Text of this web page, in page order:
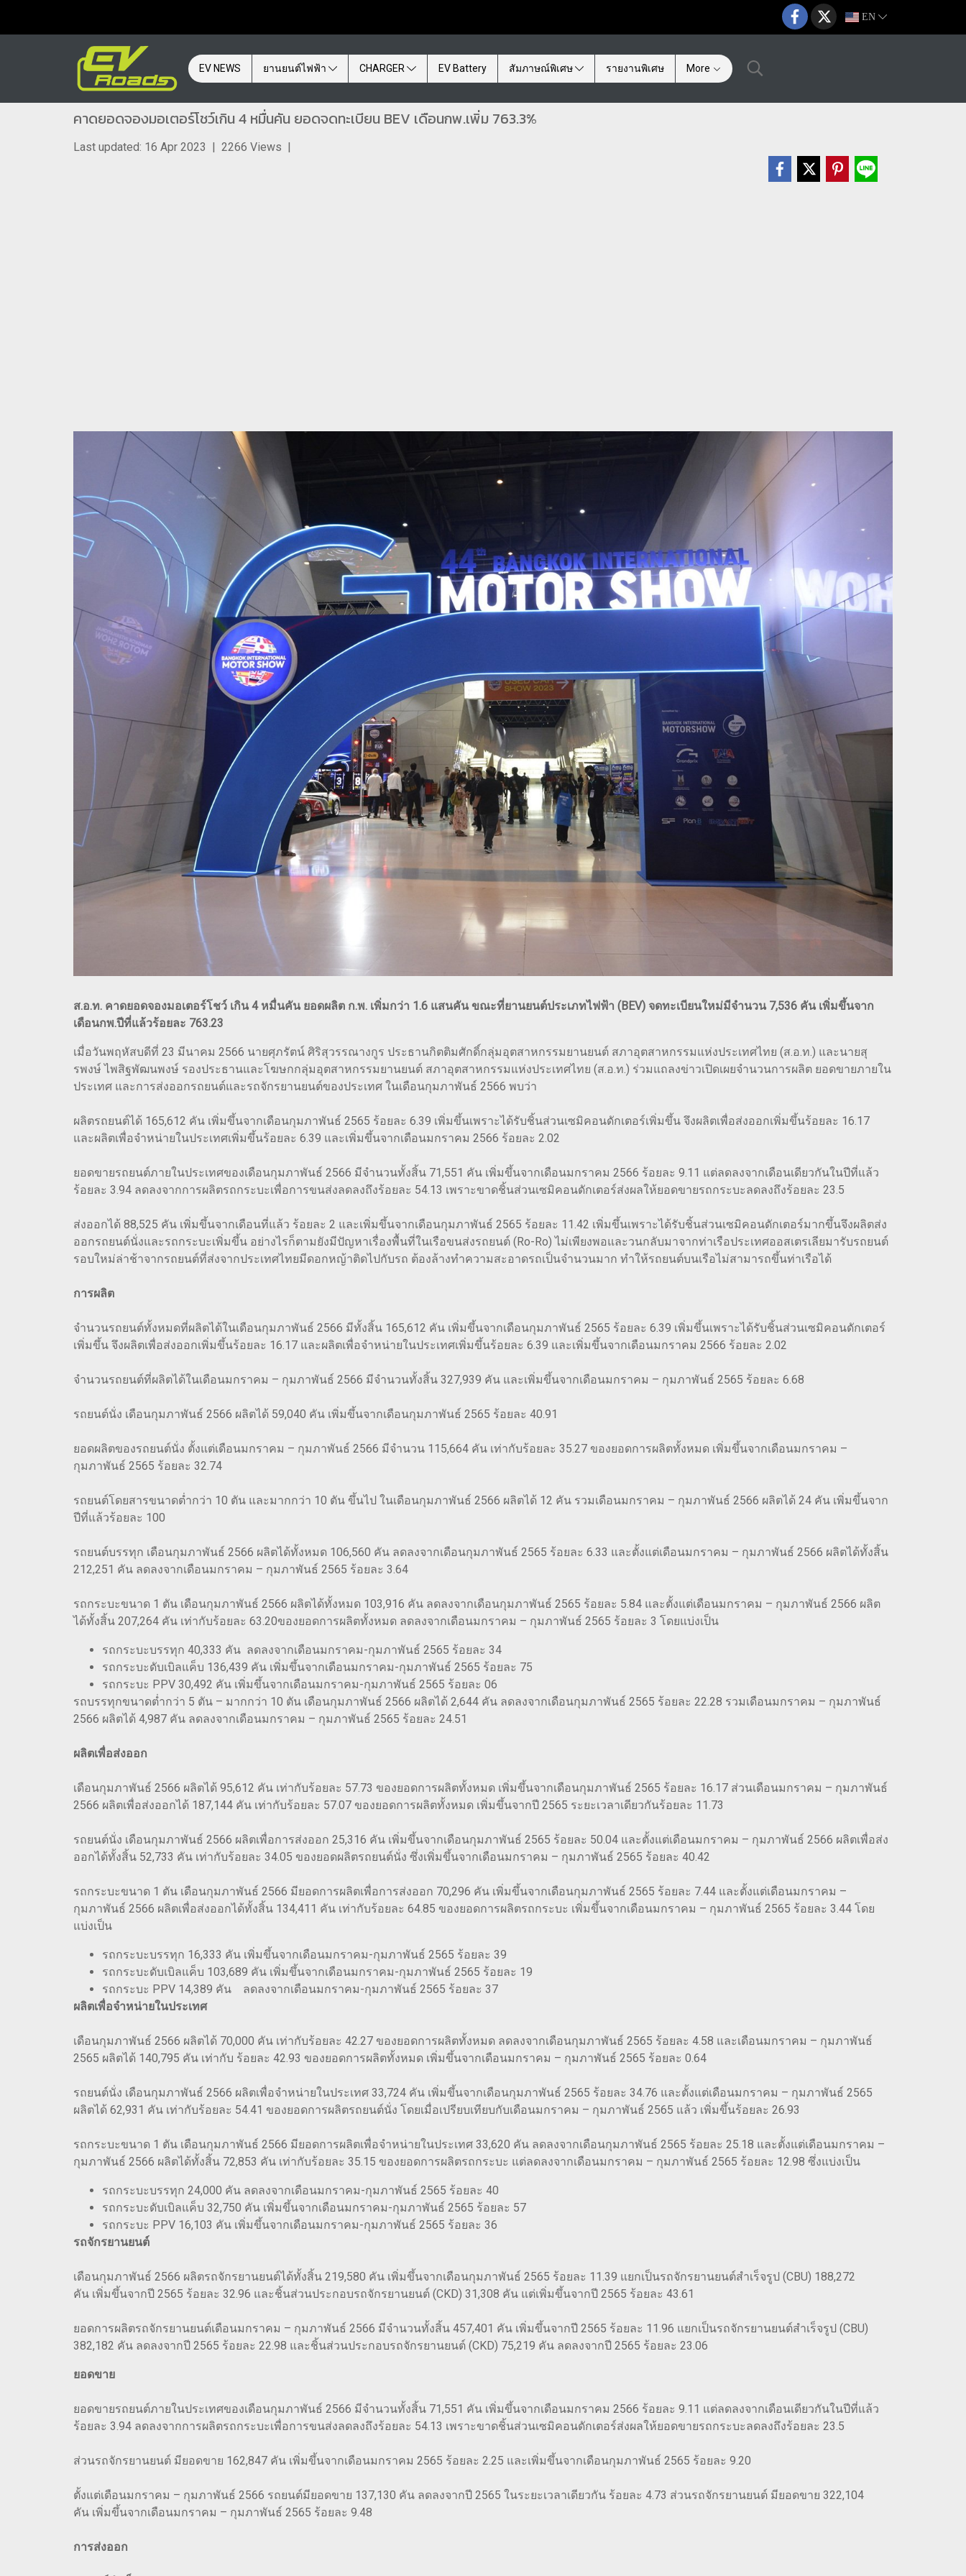
EN
EV NEWS ยานยนต์ไฟฟ้า CHARGER EV Battery สัมภาษณ์พิเศษ รายงานพิเศษ More
คาดยอดจองมอเตอร์โชว์เกิน 4 หมื่นคัน ยอดจดทะเบียน BEV เดือนกพ.เพิ่ม 763.3%
Last updated: 16 Apr 2023 | 2266 Views |
ส.อ.ท. คาดยอดจองมอเตอร์โชว์ เกิน 4 หมื่นคัน ยอดผลิต ก.พ. เพิ่มกว่า 1.6 แสนคัน ขณะที่ยานยนต์ประเภทไฟฟ้า (BEV) จดทะเบียนใหม่มีจำนวน 7,536 คัน เพิ่มขึ้นจาก
เดือนกพ.ปีที่แล้วร้อยละ 763.23
เมื่อวันพฤหัสบดีที่ 23 มีนาคม 2566 นายศุภรัตน์ ศิริสุวรรณางกูร ประธานกิตติมศักดิ์กลุ่มอุตสาหกรรมยานยนต์ สภาอุตสาหกรรมแห่งประเทศไทย (ส.อ.ท.) และนายสุ
รพงษ์ ไพสิฐพัฒนพงษ์ รองประธานและโฆษกกลุ่มอุตสาหกรรมยานยนต์ สภาอุตสาหกรรมแห่งประเทศไทย (ส.อ.ท.) ร่วมแถลงข่าวเปิดเผยจำนวนการผลิต ยอดขายภายใน
ประเทศ และการส่งออกรถยนต์และรถจักรยานยนต์ของประเทศ ในเดือนกุมภาพันธ์ 2566 พบว่า
ผลิตรถยนต์ได้ 165,612 คัน เพิ่มขึ้นจากเดือนกุมภาพันธ์ 2565 ร้อยละ 6.39 เพิ่มขึ้นเพราะได้รับชิ้นส่วนเซมิคอนดักเตอร์เพิ่มขึ้น จึงผลิตเพื่อส่งออกเพิ่มขึ้นร้อยละ 16.17
และผลิตเพื่อจำหน่ายในประเทศเพิ่มขึ้นร้อยละ 6.39 และเพิ่มขึ้นจากเดือนมกราคม 2566 ร้อยละ 2.02
ยอดขายรถยนต์ภายในประเทศของเดือนกุมภาพันธ์ 2566 มีจำนวนทั้งสิ้น 71,551 คัน เพิ่มขึ้นจากเดือนมกราคม 2566 ร้อยละ 9.11 แต่ลดลงจากเดือนเดียวกันในปีที่แล้ว
ร้อยละ 3.94 ลดลงจากการผลิตรถกระบะเพื่อการขนส่งลดลงถึงร้อยละ 54.13 เพราะขาดชิ้นส่วนเซมิคอนดักเตอร์ส่งผลให้ยอดขายรถกระบะลดลงถึงร้อยละ 23.5
ส่งออกได้ 88,525 คัน เพิ่มขึ้นจากเดือนที่แล้ว ร้อยละ 2 และเพิ่มขึ้นจากเดือนกุมภาพันธ์ 2565 ร้อยละ 11.42 เพิ่มขึ้นเพราะได้รับชิ้นส่วนเซมิคอนดักเตอร์มากขึ้นจึงผลิตส่ง
ออกรถยนต์นั่งและรถกระบะเพิ่มขึ้น อย่างไรก็ตามยังมีปัญหาเรื่องพื้นที่ในเรือขนส่งรถยนต์ (Ro-Ro) ไม่เพียงพอและวนกลับมาจากท่าเรือประเทศออสเตรเลียมารับรถยนต์
รอบใหม่ล่าช้าจากรถยนต์ที่ส่งจากประเทศไทยมีดอกหญ้าติดไปกับรถ ต้องล้างทำความสะอาดรถเป็นจำนวนมาก ทำให้รถยนต์บนเรือไม่สามารถขึ้นท่าเรือได้
การผลิต
จำนวนรถยนต์ทั้งหมดที่ผลิตได้ในเดือนกุมภาพันธ์ 2566 มีทั้งสิ้น 165,612 คัน เพิ่มขึ้นจากเดือนกุมภาพันธ์ 2565 ร้อยละ 6.39 เพิ่มขึ้นเพราะได้รับชิ้นส่วนเซมิคอนดักเตอร์
เพิ่มขึ้น จึงผลิตเพื่อส่งออกเพิ่มขึ้นร้อยละ 16.17 และผลิตเพื่อจำหน่ายในประเทศเพิ่มขึ้นร้อยละ 6.39 และเพิ่มขึ้นจากเดือนมกราคม 2566 ร้อยละ 2.02
จำนวนรถยนต์ที่ผลิตได้ในเดือนมกราคม – กุมภาพันธ์ 2566 มีจำนวนทั้งสิ้น 327,939 คัน และเพิ่มขึ้นจากเดือนมกราคม – กุมภาพันธ์ 2565 ร้อยละ 6.68
รถยนต์นั่ง เดือนกุมภาพันธ์ 2566 ผลิตได้ 59,040 คัน เพิ่มขึ้นจากเดือนกุมภาพันธ์ 2565 ร้อยละ 40.91
ยอดผลิตของรถยนต์นั่ง ตั้งแต่เดือนมกราคม – กุมภาพันธ์ 2566 มีจำนวน 115,664 คัน เท่ากับร้อยละ 35.27 ของยอดการผลิตทั้งหมด เพิ่มขึ้นจากเดือนมกราคม –
กุมภาพันธ์ 2565 ร้อยละ 32.74
รถยนต์โดยสารขนาดต่ำกว่า 10 ตัน และมากกว่า 10 ตัน ขึ้นไป ในเดือนกุมภาพันธ์ 2566 ผลิตได้ 12 คัน รวมเดือนมกราคม – กุมภาพันธ์ 2566 ผลิตได้ 24 คัน เพิ่มขึ้นจาก
ปีที่แล้วร้อยละ 100
รถยนต์บรรทุก เดือนกุมภาพันธ์ 2566 ผลิตได้ทั้งหมด 106,560 คัน ลดลงจากเดือนกุมภาพันธ์ 2565 ร้อยละ 6.33 และตั้งแต่เดือนมกราคม – กุมภาพันธ์ 2566 ผลิตได้ทั้งสิ้น
212,251 คัน ลดลงจากเดือนมกราคม – กุมภาพันธ์ 2565 ร้อยละ 3.64
รถกระบะขนาด 1 ตัน เดือนกุมภาพันธ์ 2566 ผลิตได้ทั้งหมด 103,916 คัน ลดลงจากเดือนกุมภาพันธ์ 2565 ร้อยละ 5.84 และตั้งแต่เดือนมกราคม – กุมภาพันธ์ 2566 ผลิต
ได้ทั้งสิ้น 207,264 คัน เท่ากับร้อยละ 63.20ของยอดการผลิตทั้งหมด ลดลงจากเดือนมกราคม – กุมภาพันธ์ 2565 ร้อยละ 3 โดยแบ่งเป็น
รถกระบะบรรทุก 40,333 คัน ลดลงจากเดือนมกราคม-กุมภาพันธ์ 2565 ร้อยละ 34
รถกระบะดับเบิลแค็บ 136,439 คัน เพิ่มขึ้นจากเดือนมกราคม-กุมภาพันธ์ 2565 ร้อยละ 75
รถกระบะ PPV 30,492 คัน เพิ่มขึ้นจากเดือนมกราคม-กุมภาพันธ์ 2565 ร้อยละ 06
รถบรรทุกขนาดต่ำกว่า 5 ตัน – มากกว่า 10 ตัน เดือนกุมภาพันธ์ 2566 ผลิตได้ 2,644 คัน ลดลงจากเดือนกุมภาพันธ์ 2565 ร้อยละ 22.28 รวมเดือนมกราคม – กุมภาพันธ์
2566 ผลิตได้ 4,987 คัน ลดลงจากเดือนมกราคม – กุมภาพันธ์ 2565 ร้อยละ 24.51
ผลิตเพื่อส่งออก
เดือนกุมภาพันธ์ 2566 ผลิตได้ 95,612 คัน เท่ากับร้อยละ 57.73 ของยอดการผลิตทั้งหมด เพิ่มขึ้นจากเดือนกุมภาพันธ์ 2565 ร้อยละ 16.17 ส่วนเดือนมกราคม – กุมภาพันธ์
2566 ผลิตเพื่อส่งออกได้ 187,144 คัน เท่ากับร้อยละ 57.07 ของยอดการผลิตทั้งหมด เพิ่มขึ้นจากปี 2565 ระยะเวลาเดียวกันร้อยละ 11.73
รถยนต์นั่ง เดือนกุมภาพันธ์ 2566 ผลิตเพื่อการส่งออก 25,316 คัน เพิ่มขึ้นจากเดือนกุมภาพันธ์ 2565 ร้อยละ 50.04 และตั้งแต่เดือนมกราคม – กุมภาพันธ์ 2566 ผลิตเพื่อส่ง
ออกได้ทั้งสิ้น 52,733 คัน เท่ากับร้อยละ 34.05 ของยอดผลิตรถยนต์นั่ง ซึ่งเพิ่มขึ้นจากเดือนมกราคม – กุมภาพันธ์ 2565 ร้อยละ 40.42
รถกระบะขนาด 1 ตัน เดือนกุมภาพันธ์ 2566 มียอดการผลิตเพื่อการส่งออก 70,296 คัน เพิ่มขึ้นจากเดือนกุมภาพันธ์ 2565 ร้อยละ 7.44 และตั้งแต่เดือนมกราคม –
กุมภาพันธ์ 2566 ผลิตเพื่อส่งออกได้ทั้งสิ้น 134,411 คัน เท่ากับร้อยละ 64.85 ของยอดการผลิตรถกระบะ เพิ่มขึ้นจากเดือนมกราคม – กุมภาพันธ์ 2565 ร้อยละ 3.44 โดย
แบ่งเป็น
รถกระบะบรรทุก 16,333 คัน เพิ่มขึ้นจากเดือนมกราคม-กุมภาพันธ์ 2565 ร้อยละ 39
รถกระบะดับเบิลแค็บ 103,689 คัน เพิ่มขึ้นจากเดือนมกราคม-กุมภาพันธ์ 2565 ร้อยละ 19
รถกระบะ PPV 14,389 คัน ลดลงจากเดือนมกราคม-กุมภาพันธ์ 2565 ร้อยละ 37
ผลิตเพื่อจำหน่ายในประเทศ
เดือนกุมภาพันธ์ 2566 ผลิตได้ 70,000 คัน เท่ากับร้อยละ 42.27 ของยอดการผลิตทั้งหมด ลดลงจากเดือนกุมภาพันธ์ 2565 ร้อยละ 4.58 และเดือนมกราคม – กุมภาพันธ์
2565 ผลิตได้ 140,795 คัน เท่ากับ ร้อยละ 42.93 ของยอดการผลิตทั้งหมด เพิ่มขึ้นจากเดือนมกราคม – กุมภาพันธ์ 2565 ร้อยละ 0.64
รถยนต์นั่ง เดือนกุมภาพันธ์ 2566 ผลิตเพื่อจำหน่ายในประเทศ 33,724 คัน เพิ่มขึ้นจากเดือนกุมภาพันธ์ 2565 ร้อยละ 34.76 และตั้งแต่เดือนมกราคม – กุมภาพันธ์ 2565
ผลิตได้ 62,931 คัน เท่ากับร้อยละ 54.41 ของยอดการผลิตรถยนต์นั่ง โดยเมื่อเปรียบเทียบกับเดือนมกราคม – กุมภาพันธ์ 2565 แล้ว เพิ่มขึ้นร้อยละ 26.93
รถกระบะขนาด 1 ตัน เดือนกุมภาพันธ์ 2566 มียอดการผลิตเพื่อจำหน่ายในประเทศ 33,620 คัน ลดลงจากเดือนกุมภาพันธ์ 2565 ร้อยละ 25.18 และตั้งแต่เดือนมกราคม –
กุมภาพันธ์ 2566 ผลิตได้ทั้งสิ้น 72,853 คัน เท่ากับร้อยละ 35.15 ของยอดการผลิตรถกระบะ แต่ลดลงจากเดือนมกราคม – กุมภาพันธ์ 2565 ร้อยละ 12.98 ซึ่งแบ่งเป็น
รถกระบะบรรทุก 24,000 คัน ลดลงจากเดือนมกราคม-กุมภาพันธ์ 2565 ร้อยละ 40
รถกระบะดับเบิลแค็บ 32,750 คัน เพิ่มขึ้นจากเดือนมกราคม-กุมภาพันธ์ 2565 ร้อยละ 57
รถกระบะ PPV 16,103 คัน เพิ่มขึ้นจากเดือนมกราคม-กุมภาพันธ์ 2565 ร้อยละ 36
รถจักรยานยนต์
เดือนกุมภาพันธ์ 2566 ผลิตรถจักรยานยนต์ได้ทั้งสิ้น 219,580 คัน เพิ่มขึ้นจากเดือนกุมภาพันธ์ 2565 ร้อยละ 11.39 แยกเป็นรถจักรยานยนต์สำเร็จรูป (CBU) 188,272
คัน เพิ่มขึ้นจากปี 2565 ร้อยละ 32.96 และชิ้นส่วนประกอบรถจักรยานยนต์ (CKD) 31,308 คัน แต่เพิ่มขึ้นจากปี 2565 ร้อยละ 43.61
ยอดการผลิตรถจักรยานยนต์เดือนมกราคม – กุมภาพันธ์ 2566 มีจำนวนทั้งสิ้น 457,401 คัน เพิ่มขึ้นจากปี 2565 ร้อยละ 11.96 แยกเป็นรถจักรยานยนต์สำเร็จรูป (CBU)
382,182 คัน ลดลงจากปี 2565 ร้อยละ 22.98 และชิ้นส่วนประกอบรถจักรยานยนต์ (CKD) 75,219 คัน ลดลงจากปี 2565 ร้อยละ 23.06
ยอดขาย
ยอดขายรถยนต์ภายในประเทศของเดือนกุมภาพันธ์ 2566 มีจำนวนทั้งสิ้น 71,551 คัน เพิ่มขึ้นจากเดือนมกราคม 2566 ร้อยละ 9.11 แต่ลดลงจากเดือนเดียวกันในปีที่แล้ว
ร้อยละ 3.94 ลดลงจากการผลิตรถกระบะเพื่อการขนส่งลดลงถึงร้อยละ 54.13 เพราะขาดชิ้นส่วนเซมิคอนดักเตอร์ส่งผลให้ยอดขายรถกระบะลดลงถึงร้อยละ 23.5
ส่วนรถจักรยานยนต์ มียอดขาย 162,847 คัน เพิ่มขึ้นจากเดือนมกราคม 2565 ร้อยละ 2.25 และเพิ่มขึ้นจากเดือนกุมภาพันธ์ 2565 ร้อยละ 9.20
ตั้งแต่เดือนมกราคม – กุมภาพันธ์ 2566 รถยนต์มียอดขาย 137,130 คัน ลดลงจากปี 2565 ในระยะเวลาเดียวกัน ร้อยละ 4.73 ส่วนรถจักรยานยนต์ มียอดขาย 322,104
คัน เพิ่มขึ้นจากเดือนมกราคม – กุมภาพันธ์ 2565 ร้อยละ 9.48
การส่งออก